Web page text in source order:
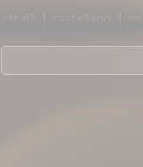
català | castellano |